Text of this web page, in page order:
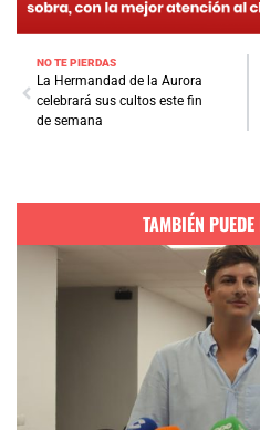
NO TE PIERDAS
La Hermandad de la Aurora
celebrará sus cultos este fin
de semana
TAMBIÉN